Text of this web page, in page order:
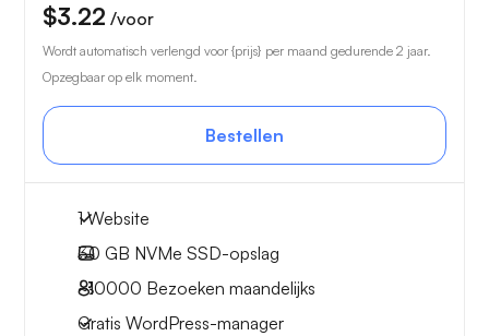
$3.22 /voor
Wordt automatisch verlengd voor {prijs} per maand gedurende 2 jaar.
Opzegbaar op elk moment.
Bestellen
1 Website
30 GB NVMe SSD-opslag
~10000 Bezoeken maandelijks
Gratis WordPress-manager